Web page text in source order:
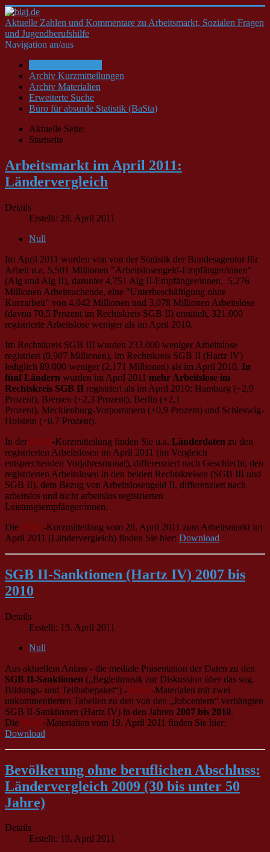
Aktuelle Zahlen und Kommentare zu Arbeitsmarkt, Sozialen Fragen
und Jugendberufshilfe
Navigation an/aus
Archiv Kurzmitteilungen
Archiv Materialien
Erweiterte Suche
Büro für absurde Statistik (BaSta)
Aktuelle Seite:
Startseite
Arbeitsmarkt im April 2011:
Ländervergleich
Details
Erstellt: 28. April 2011
Null
Im April 2011 wurden von von der Statistik der Bundesagentur für
Arbeit u.a. 5,501 Millionen "Arbeitslosengeld-Empfänger/innen"
(Alg und Alg II), darunter 4,751 Alg II-Empfänger/innen, 5,276
Millionen Arbeitsuchende, eine "Unterbeschäftigung ohne
Kurzarbeit" von 4,042 Millionen und 3,078 Millionen Arbeitslose
(davon 70,5 Prozent im Rechtskreis SGB II) ermittelt, 321.000
registrierte Arbeitslose weniger als im April 2010.
Im Rechtskreis SGB III wurden 233.000 weniger Arbeitslose
registriert (0,907 Millionen), im Rechtskreis SGB II (Hartz IV)
lediglich 89.000 weniger (2,171 Millionen) als im April 2010. In
fünf Ländern wurden im April 2011 mehr Arbeitslose im
Rechtskreis SGB II registriert als im April 2010: Hamburg (+2,9
Prozent), Bremen (+2,3 Prozent), Berlin (+2,1
Prozent), Mecklenburg-Vorpommern (+0,9 Prozent) und Schleswig-
Holstein (+0,7 Prozent).
In der BIAJ-Kurzmitteilung finden Sie u.a. Länderdaten zu den
registrierten Arbeitslosen im April 2011 (im Vergleich
entsprechenden Vorjahresmonat), differenziert nach Geschlecht, den
registrierten Arbeitslosen in den beiden Rechtskreisen (SGB III und
SGB II), dem Bezug von Arbeitslosengeld II, differenziert nach
arbeitslos und nicht arbeitslos registrierten
Leistungsempfänger/innen.
Die BIAJ-Kurzmitteilung vom 28. April 2011 zum Arbeitsmarkt im
April 2011 (Ländervergleich) finden Sie hier: Download
SGB II-Sanktionen (Hartz IV) 2007 bis
2010
Details
Erstellt: 19. April 2011
Null
Aus aktuellem Anlass ‑ die mediale Präsentation der Daten zu den
SGB II-Sanktionen („Begleitmusik zur Diskussion über das sog.
Bildungs- und Teilhabepaket“) ‑ BIAJ-Materialen mit zwei
unkommentierten Tabellen zu den von den „Jobcentern“ verhängten
SGB II-Sanktionen (Hartz IV) in den Jahren 2007 bis 2010.
Die BIAJ-Materialien vom 19. April 2011 finden Sie hier:
Download
Bevölkerung ohne beruflichen Abschluss:
Ländervergleich 2009 (30 bis unter 50
Jahre)
Details
Erstellt: 19. April 2011